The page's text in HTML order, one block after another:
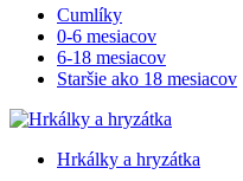
Cumlíky
0-6 mesiacov
6-18 mesiacov
Staršie ako 18 mesiacov
Hrkálky a hryzátka